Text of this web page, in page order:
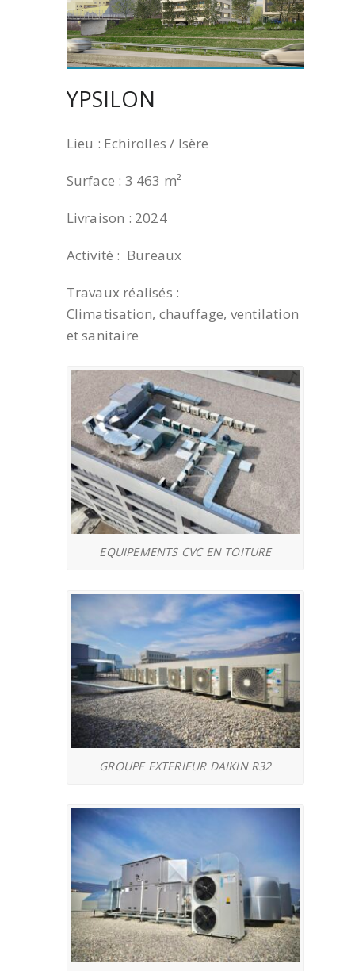
YPSILON
Lieu : Echirolles / Isère
Surface : 3 463 m²
Livraison : 2024
Activité : Bureaux
Travaux réalisés :
Climatisation, chauffage, ventilation
et sanitaire
EQUIPEMENTS CVC EN TOITURE
GROUPE EXTERIEUR DAIKIN R32